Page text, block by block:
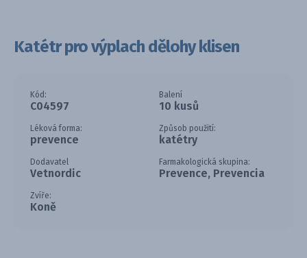
Katétr pro výplach dělohy klisen
Kód:
C04597
Balení
10 kusů
Léková forma:
prevence
Způsob použití:
katétry
Dodavatel
Vetnordic
Farmakologická skupina:
Prevence, Prevencia
Zvíře:
Koně